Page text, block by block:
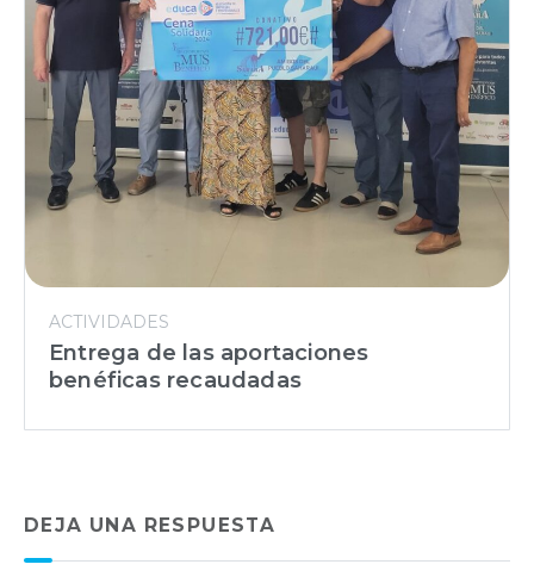
ACTIVIDADES
Entrega de las aportaciones
benéficas recaudadas
DEJA UNA RESPUESTA